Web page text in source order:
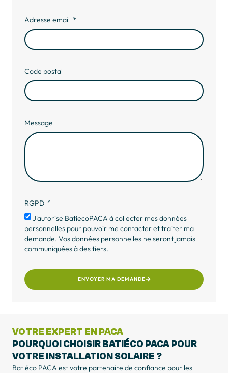
Adresse email
Code postal
Message
RGPD
J'autorise BatiecoPACA à collecter mes données
personnelles pour pouvoir me contacter et traiter ma
demande. Vos données personnelles ne seront jamais
communiquées à des tiers.
ENVOYER MA DEMANDE
VOTRE EXPERT EN PACA
POURQUOI CHOISIR BATIÉCO PACA POUR
VOTRE INSTALLATION SOLAIRE ?
Batiéco PACA est votre partenaire de confiance pour les